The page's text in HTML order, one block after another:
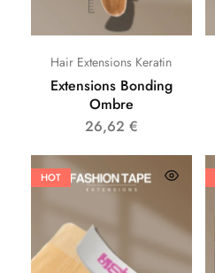
Hair Extensions Keratin
Extensions Bonding
Ombre
26,62 €
HOT